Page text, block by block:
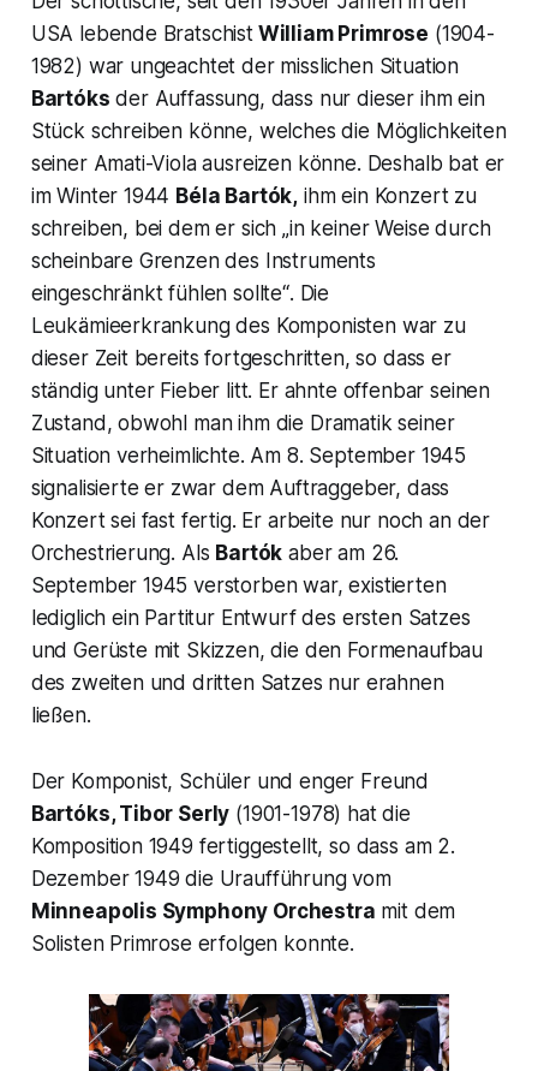
USA lebende BratschistWilliam Primrose (1904-
1982) war ungeachtet der misslichen Situation
Bartóks der Auffassung, dass nur dieser ihm ein
Stück schreiben könne, welches die Möglichkeiten
seiner Amati-Viola ausreizen könne. Deshalb bat er
im Winter 1944 Béla Bartók, ihm ein Konzert zu
schreiben, bei dem er sich„in keiner Weise durch
scheinbare Grenzen des Instruments
eingeschränkt fühlen sollte“. Die
Leukämieerkrankung des Komponisten war zu
dieser Zeit bereits fortgeschritten, so dass er
ständig unter Fieber litt. Er ahnte offenbar seinen
Zustand, obwohl man ihm die Dramatik seiner
Situation verheimlichte. Am 8. September 1945
signalisierte er zwar dem Auftraggeber, dass
Konzert sei fast fertig. Er arbeite nur noch an der
Orchestrierung. Als Bartók aber am 26.
September 1945 verstorben war, existierten
lediglich ein Partitur Entwurf des ersten Satzes
und Gerüste mit Skizzen, die den Formenaufbau
des zweiten und dritten Satzes nur erahnen
ließen.
Der Komponist, Schüler und enger Freund
Bartóks, Tibor Serly (1901-1978) hat die
Komposition 1949 fertiggestellt, so dass am 2.
Dezember 1949 die Uraufführung vom
Minneapolis Symphony Orchestra mit dem
Solisten Primrose erfolgen konnte.